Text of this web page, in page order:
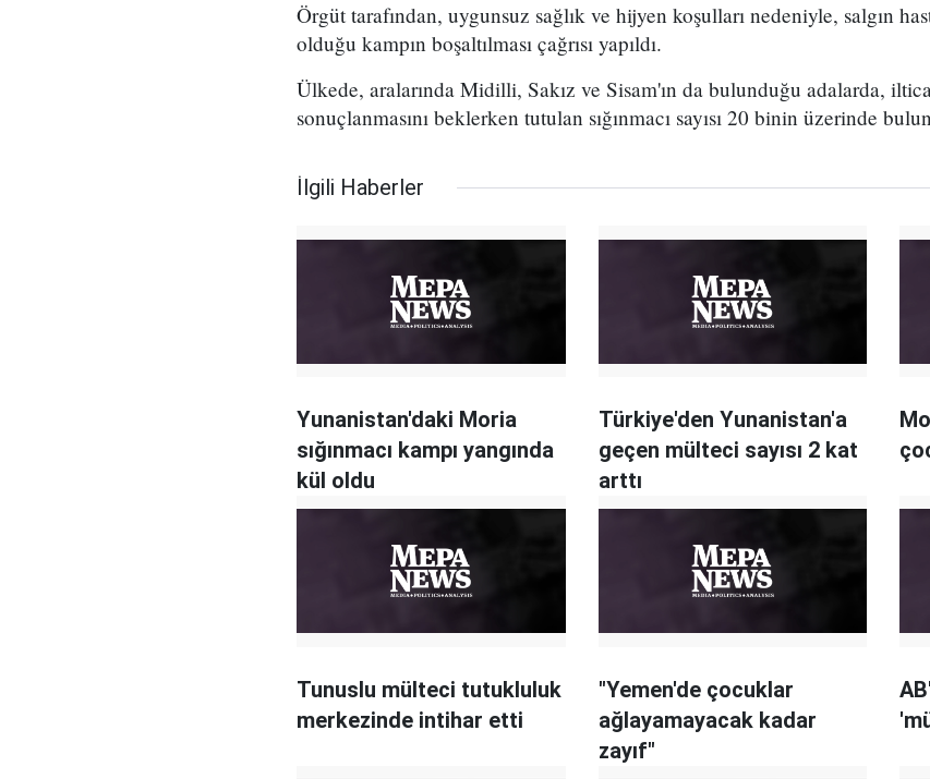
Örgüt tarafından, uygunsuz sağlık ve hijyen koşulları nedeniyle, salgın
olduğu kampın boşaltılması çağrısı yapıldı.
Ülkede, aralarında Midilli, Sakız ve Sisam'ın da bulunduğu adalarda,
sonuçlanmasını beklerken tutulan sığınmacı sayısı 20 binin üzerinde
İlgili Haberler
Yunanistan'daki Moria
sığınmacı kampı yangında
kül oldu
Türkiye'den Yunanistan'a
geçen mülteci sayısı 2 kat
arttı
Tunuslu mülteci tutukluluk
merkezinde intihar etti
"Yemen'de çocuklar
ağlayamayacak kadar
zayıf"